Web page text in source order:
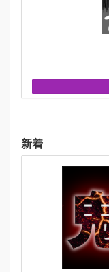
新着